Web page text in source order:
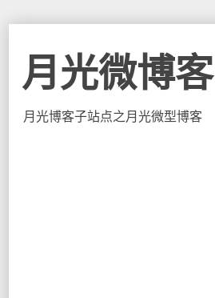
月光微博客
月光博客子站点之月光微型博客